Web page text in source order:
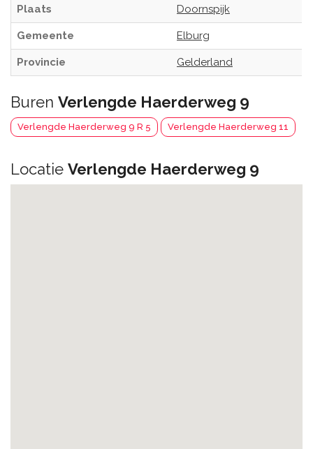
Plaats Doornspijk
Gemeente Elburg
Provincie Gelderland
Buren Verlengde Haerderweg 9
Verlengde Haerderweg 9 R 5 Verlengde Haerderweg 11
Locatie Verlengde Haerderweg 9